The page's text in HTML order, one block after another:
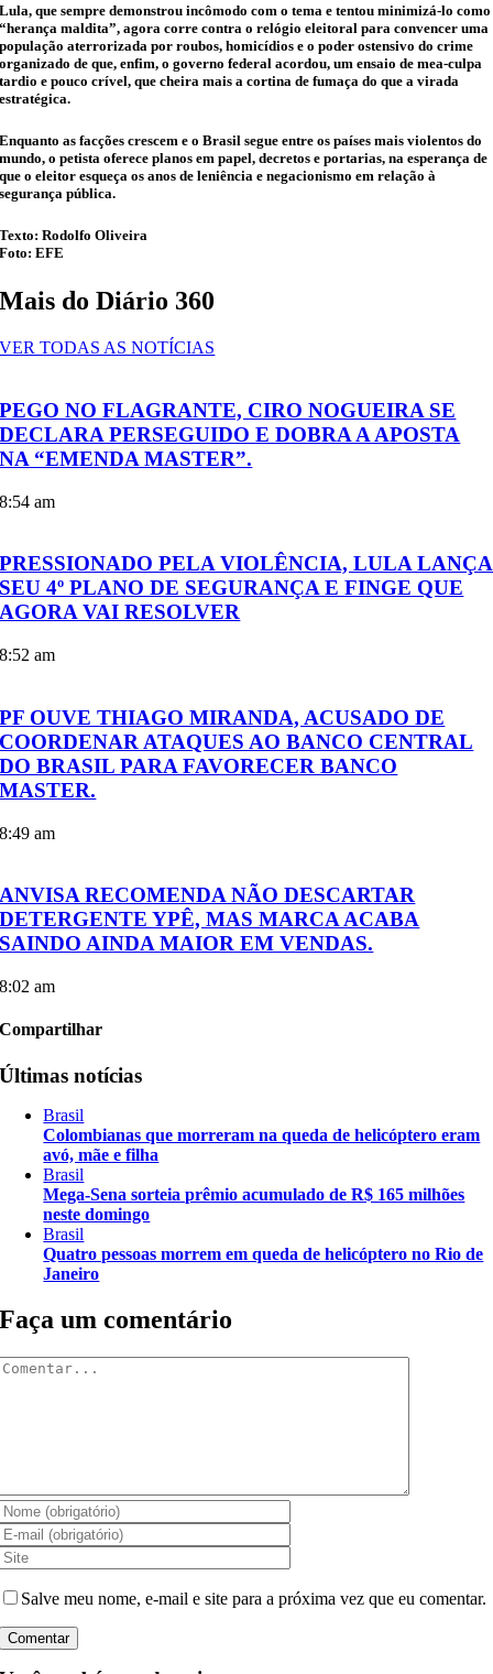
Lula, que sempre demonstrou incômodo com o tema e tentou minimizá-lo como
“herança maldita”, agora corre contra o relógio eleitoral para convencer uma
população aterrorizada por roubos, homicídios e o poder ostensivo do crime
organizado de que, enfim, o governo federal acordou, um ensaio de mea-culpa
tardio e pouco crível, que cheira mais a cortina de fumaça do que a virada
estratégica.
Enquanto as facções crescem e o Brasil segue entre os países mais violentos do
mundo, o petista oferece planos em papel, decretos e portarias, na esperança de
que o eleitor esqueça os anos de leniência e negacionismo em relação à
segurança pública.
Texto: Rodolfo Oliveira
Foto: EFE
Mais do Diário 360
VER TODAS AS NOTÍCIAS
PEGO NO FLAGRANTE, CIRO NOGUEIRA SE
DECLARA PERSEGUIDO E DOBRA A APOSTA
NA “EMENDA MASTER”.
8:54 am
PRESSIONADO PELA VIOLÊNCIA, LULA LANÇA
SEU 4º PLANO DE SEGURANÇA E FINGE QUE
AGORA VAI RESOLVER
8:52 am
PF OUVE THIAGO MIRANDA, ACUSADO DE
COORDENAR ATAQUES AO BANCO CENTRAL
DO BRASIL PARA FAVORECER BANCO
MASTER.
8:49 am
ANVISA RECOMENDA NÃO DESCARTAR
DETERGENTE YPÊ, MAS MARCA ACABA
SAINDO AINDA MAIOR EM VENDAS.
8:02 am
Compartilhar
Últimas notícias
Brasil
Colombianas que morreram na queda de helicóptero eram
avó, mãe e filha
Brasil
Mega-Sena sorteia prêmio acumulado de R$ 165 milhões
neste domingo
Brasil
Quatro pessoas morrem em queda de helicóptero no Rio de
Janeiro
Faça um comentário
Salve meu nome, e-mail e site para a próxima vez que eu comentar.